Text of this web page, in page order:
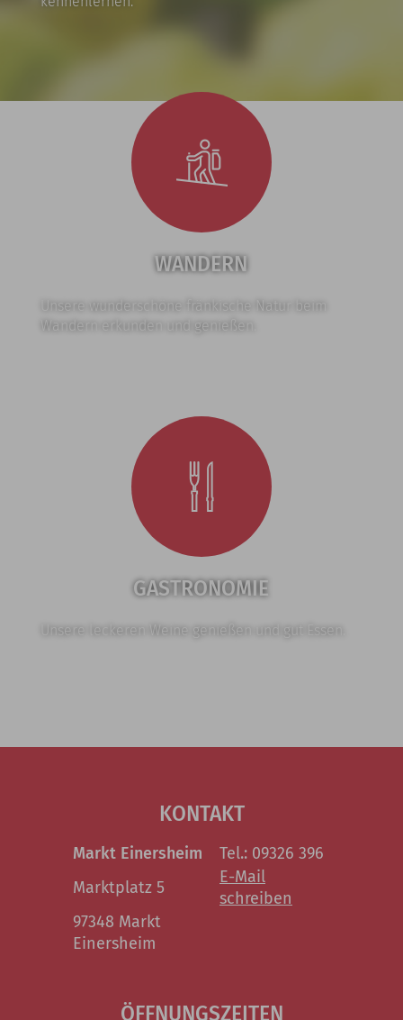
WANDERN
Unsere wunderschöne fränkische Natur beim
Wandern erkunden und genießen.
GASTRONOMIE
Unsere leckeren Weine genießen und gut Essen.
KONTAKT
Markt Einersheim
Tel.: 09326 396
Marktplatz 5
E-Mail
schreiben
97348 Markt
Einersheim
ÖFFNUNGSZEITEN